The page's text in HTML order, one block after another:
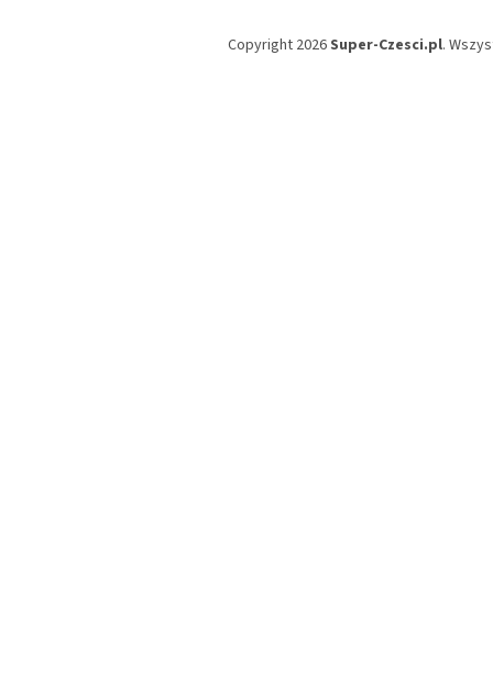
Copyright 2026Super-Czesci.pl.